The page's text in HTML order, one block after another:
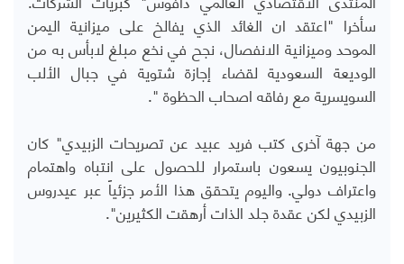
سأخرا "اعتقد ان الغائد الذي يفالخ على ميزانية اليمن
الموحد وميزانية الانفصال، نجح في نخع مبلغ لابأس به من
الوديعة السعودية لقضاء إجازة شتوية في جبال الألب
السويسرية مع رفاقه اصحاب الحظوة ".
من جهة آخرى كتب فريد عبيدعن تصريحات الزبيدي" كان
الجنوبيون يسعون باستمرار للحصول على انتباه واهتمام
واعتراف دولي. واليوم يتحقق هذا الأمر جزئياً عبر عيدروس
الزبيدي لكن عقدة جلد الذات أرهقت الكثيرين".